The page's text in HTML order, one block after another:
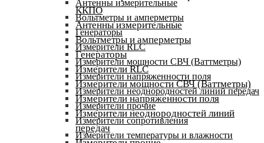
Антенны измерительные
Вольтметры и амперметры
Генераторы
Измерители RLC
Измерители мощности СВЧ (Ваттметры)
Измерители напряженности поля
Измерители неоднородностей линий передач
Измерители прочие
Измерители сопротивления
Измерители температуры и влажности
ККПО
Антенны измерительные
Вольтметры и амперметры
Генераторы
Измерители RLC
Измерители мощности СВЧ (Ваттметры)
Измерители напряженности поля
Измерители неоднородностей линий
передач